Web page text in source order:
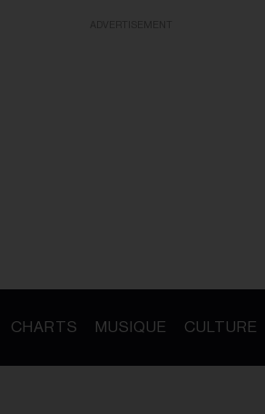
CHARTS MUSIQUE CULTURE